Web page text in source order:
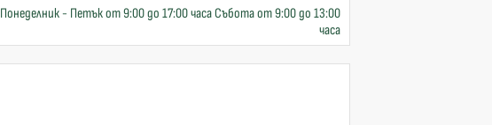
Понеделник - Петък от 9:00 до 17:00 часа Събота от 9:00 до 13:00
часа